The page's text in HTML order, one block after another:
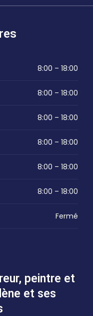
8:00 – 18:00
8:00 – 18:00
8:00 – 18:00
8:00 – 18:00
8:00 – 18:00
8:00 – 18:00
Fermé
peintre et
et ses